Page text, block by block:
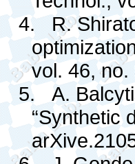
4.
R.
vol. 46,
5.
A.
“Synthetic